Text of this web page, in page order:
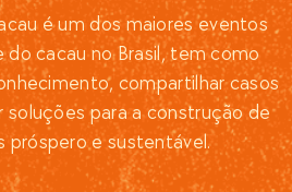
é um dos maiores eventos
cacau no Brasil, tem como
compartilhar casos
soluções para a construção de
próspero e sustentável.